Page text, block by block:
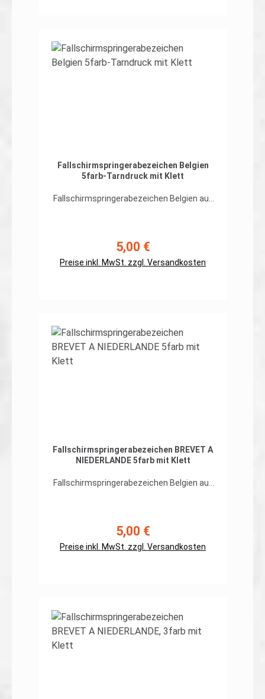
In den Warenkorb
Fallschirmspringerabezeichen Belgien
5farb-Tarndruck mit Klett
Fallschirmspringerabezeichen Belgien auf
Rückseite Abmessungen: ca. 100 x
55mmPreis gilt für ein Patch.Erhältlich
auch ohne Klett auf der Rückseite
Regulärer Preis:
5,00 €
Preise inkl. MwSt. zzgl. Versandkosten
In den Warenkorb
Fallschirmspringerabezeichen BREVET A
NIEDERLANDE 5farb mit Klett
Fallschirmspringerabezeichen Belgien auf
Rückseite Abmessungen: ca. 100 x
55mmPreis gilt für ein Patch.Erhältlich
auch ohne Klett auf der Rückseite
Regulärer Preis:
5,00 €
Preise inkl. MwSt. zzgl. Versandkosten
In den Warenkorb